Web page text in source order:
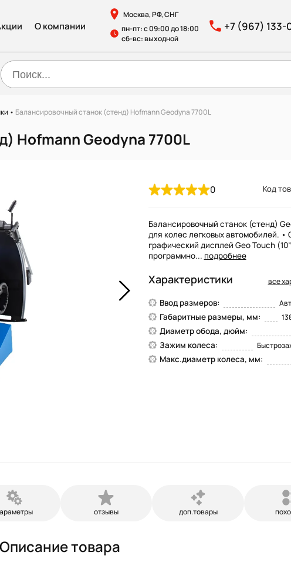
О компании
Москва, РФ, СНГ
пн-пт: с 09:00 до 18:00
сб-вс: выходной
+7 (967) 133-
• Балансировочный станок (стенд) Hofmann Geodyna 7700L
Hofmann Geodyna 7700L
0 Код
Балансировочный станок (стенд)
для колес легковых автомобилей. •
графический дисплей Geo Touch
программно... подробнее
Характеристики все
Ввод размеров:
Габаритные размеры, мм:
Диаметр обода, дюйм:
Зажим колеса:
Макс.диаметр колеса, мм:
отзывы доп.товары
Описание товара